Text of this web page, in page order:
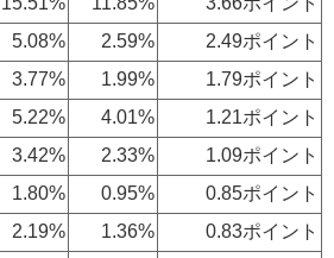
5.08% 2.59%
2.49ポイント
3.77% 1.99%
1.79ポイント
5.22% 4.01%
1.21ポイント
3.42% 2.33%
1.09ポイント
1.80% 0.95%
0.85ポイント
2.19% 1.36%
0.83ポイント